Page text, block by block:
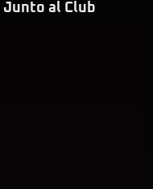
Junto al Club